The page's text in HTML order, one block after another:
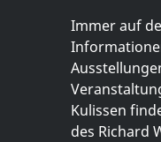
Immer auf
Kulissen
des Richard